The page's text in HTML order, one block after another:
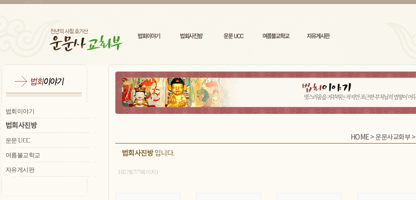
법회이야기
법회사진방
운문 UCC
여름불교학교
자유게시판
HOME>운문사교화부>
법회사진방입니다.
102개(7/7페이지)